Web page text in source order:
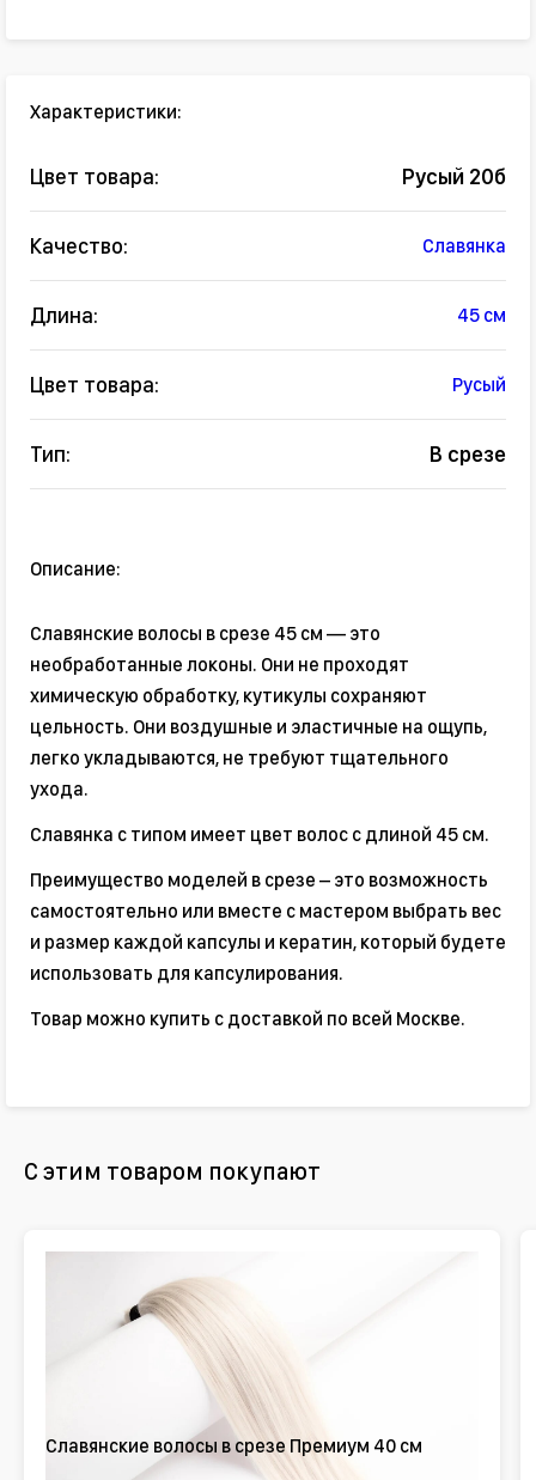
Характеристики:
Цвет товара: Русый 20б
Качество: Славянка
Длина: 45 см
Цвет товара: Русый
Тип: В срезе
Описание:
Славянские волосы в срезе 45 см — это
необработанные локоны. Они не проходят
химическую обработку, кутикулы сохраняют
цельность. Они воздушные и эластичные на ощупь,
легко укладываются, не требуют тщательного
ухода.
Славянка с типом имеет цвет волос с длиной 45 см.
Преимущество моделей в срезе – это возможность
самостоятельно или вместе с мастером выбрать вес
и размер каждой капсулы и кератин, который будете
использовать для капсулирования.
Товар можно купить с доставкой по всей Москве.
С этим товаром покупают
Славянские волосы в срезе Премиум 40 см